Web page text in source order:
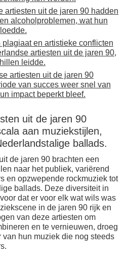
artiesten uit de jaren 90 hadden
alcoholproblemen, wat hun
en artistieke conflicten
artiesten uit de jaren 90,
leidde.
artiesten uit de jaren 90
van succes weer snel van
impact beperkt bleef.
uit de jaren 90
aan muziekstijlen,
ballads.
de jaren 90 brachten een
naar het publiek, variërend
en opzwepende rockmuziek tot
ballads. Deze diversiteit in
dat er voor elk wat wils was
in de jaren 90 rijk en
van deze artiesten om
en te vernieuwen, droeg
hun muziek die nog steeds